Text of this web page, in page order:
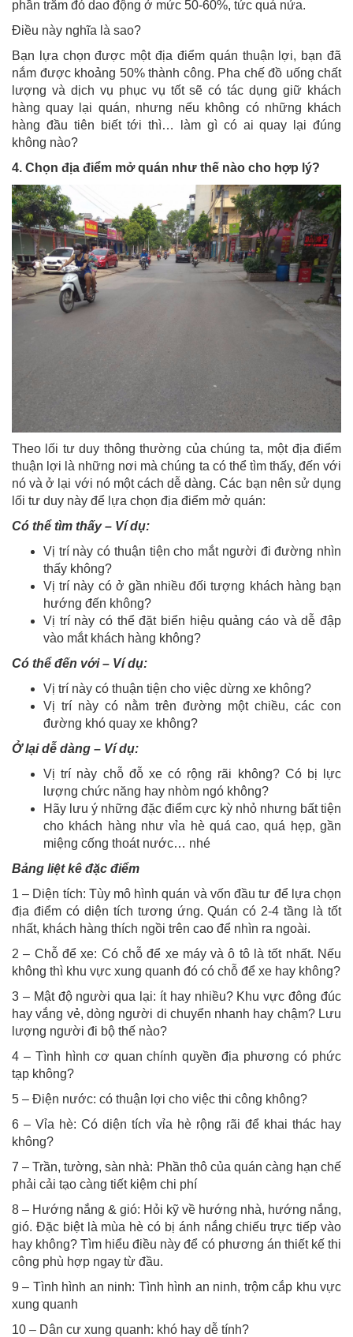
phần trăm đó dao động ở mức 50-60%, tức quá nửa.
Điều này nghĩa là sao?
Bạn lựa chọn được một địa điểm quán thuận lợi, bạn đã
nắm được khoảng 50% thành công. Pha chế đồ uống chất
lượng và dịch vụ phục vụ tốt sẽ có tác dụng giữ khách
hàng quay lại quán, nhưng nếu không có những khách
hàng đầu tiên biết tới thì… làm gì có ai quay lại đúng
không nào?
4. Chọn địa điểm mở quán như thế nào cho hợp lý?
Theo lối tư duy thông thường của chúng ta, một địa điểm
thuận lợi là những nơi mà chúng ta có thể tìm thấy, đến với
nó và ở lại với nó một cách dễ dàng. Các bạn nên sử dụng
lối tư duy này để lựa chọn địa điểm mở quán:
Có thể tìm thấy – Ví dụ:
Vị trí này có thuận tiện cho mắt người đi đường nhìn
thấy không?
Vị trí này có ở gần nhiều đối tượng khách hàng bạn
hướng đến không?
Vị trí này có thể đặt biển hiệu quảng cáo và dễ đập
vào mắt khách hàng không?
Có thể đến với – Ví dụ:
Vị trí này có thuận tiện cho việc dừng xe không?
Vị trí này có nằm trên đường một chiều, các con
đường khó quay xe không?
Ở lại dễ dàng – Ví dụ:
Vị trí này chỗ đỗ xe có rộng rãi không? Có bị lực
lượng chức năng hay nhòm ngó không?
Hãy lưu ý những đặc điểm cực kỳ nhỏ nhưng bất tiện
cho khách hàng như vỉa hè quá cao, quá hẹp, gần
miệng cống thoát nước… nhé
Bảng liệt kê đặc điểm
1 – Diện tích: Tùy mô hình quán và vốn đầu tư để lựa chọn
địa điểm có diện tích tương ứng. Quán có 2-4 tầng là tốt
nhất, khách hàng thích ngồi trên cao để nhìn ra ngoài.
2 – Chỗ để xe: Có chỗ để xe máy và ô tô là tốt nhất. Nếu
không thì khu vực xung quanh đó có chỗ để xe hay không?
3 – Mật độ người qua lại: ít hay nhiều? Khu vực đông đúc
hay vắng vẻ, dòng người di chuyển nhanh hay chậm? Lưu
lượng người đi bộ thế nào?
4 – Tình hình cơ quan chính quyền địa phương có phức
tạp không?
5 – Điện nước: có thuận lợi cho việc thi công không?
6 – Vỉa hè: Có diện tích vỉa hè rộng rãi để khai thác hay
không?
7 – Trần, tường, sàn nhà: Phần thô của quán càng hạn chế
phải cải tạo càng tiết kiệm chi phí
8 – Hướng nắng & gió: Hỏi kỹ về hướng nhà, hướng nắng,
gió. Đặc biệt là mùa hè có bị ánh nắng chiếu trực tiếp vào
hay không? Tìm hiểu điều này để có phương án thiết kế thi
công phù hợp ngay từ đầu.
9 – Tình hình an ninh: Tình hình an ninh, trộm cắp khu vực
xung quanh
10 – Dân cư xung quanh: khó hay dễ tính?